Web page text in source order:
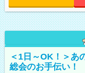
＜1日～OK！＞あ
総会のお手伝い！